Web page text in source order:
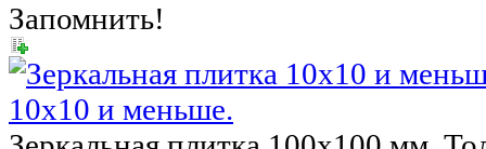
Запомнить!
10х10 и меньше.